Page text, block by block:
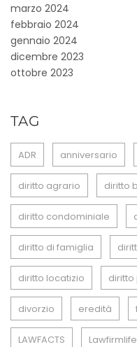
marzo 2024
febbraio 2024
gennaio 2024
dicembre 2023
ottobre 2023
TAG
ADR anniversario
diritto agrario diritto
diritto condominiale
diritto di famiglia
diritto locatizio
divorzio eredità
LAWFACTS Lawfirmlife